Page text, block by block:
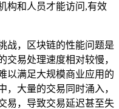
构和人员才能访问,有效
战，区块链的性能问题是
交易处理速度相对较慢，
以满足大规模商业应用的
，大量的交易同时涌入，
易，导致交易延迟甚至失